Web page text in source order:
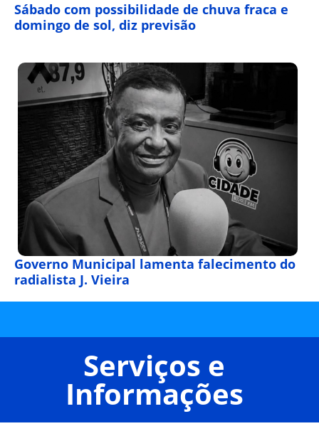
Sábado com possibilidade de chuva fraca e
domingo de sol, diz previsão
Governo Municipal lamenta falecimento do
radialista J. Vieira
Serviços e
Informações